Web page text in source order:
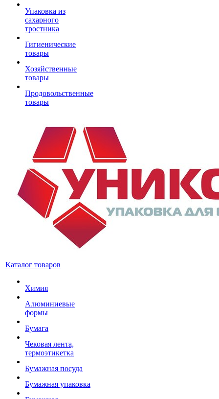
Упаковка из
сахарного
тростника
Гигиенические
товары
Хозяйственные
товары
Продовольственные
товары
Каталог товаров
Химия
Алюминиевые
формы
Бумага
Чековая лента,
термоэтикетка
Бумажная посуда
Бумажная упаковка